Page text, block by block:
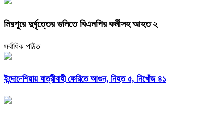
মিরপুরে দুর্বৃত্তের গুলিতে বিএনপির কর্মীসহ আহত ২
সর্বাধিক পঠিত
ইন্দোনেশিয়ায় যাত্রীবাহী ফেরিতে আগুন, নিহত ৫, নিখোঁজ ৪১